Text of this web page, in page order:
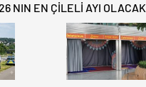
NIN EN ÇİLELİ AYI OLACAK